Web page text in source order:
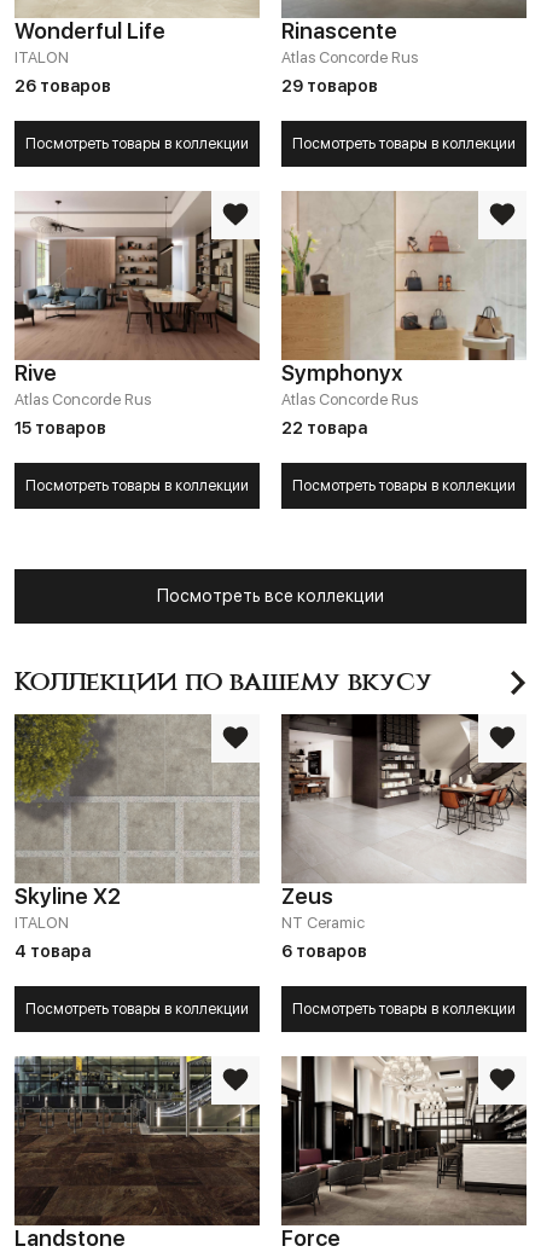
Wonderful Life
ITALON
26 товаров
Посмотреть товары в коллекции
Rinascente
Atlas Concorde Rus
29 товаров
Посмотреть товары в коллекции
Rive
Atlas Concorde Rus
15 товаров
Посмотреть товары в коллекции
Symphonyx
Atlas Concorde Rus
22 товара
Посмотреть товары в коллекции
Посмотреть все коллекции
Коллекции по вашему вкусу
Skyline X2
ITALON
4 товара
Посмотреть товары в коллекции
Zeus
NT Ceramic
6 товаров
Посмотреть товары в коллекции
Landstone Force